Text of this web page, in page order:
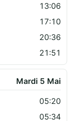
13:06
17:10
20:36
21:51
Mardi 5 Mai
05:20
05:34